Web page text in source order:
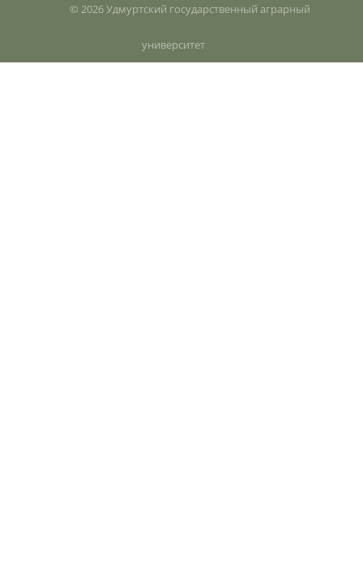
Иностранным гражданам
© 2026 Удмуртский государственный аграрный
университет